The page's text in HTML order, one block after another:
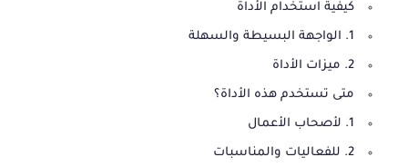
كيفية استخدام الأداة
1. الواجهة البسيطة والسهلة
2. ميزات الأداة
متى تستخدم هذه الأداة؟
1. لأصحاب الأعمال
2. للفعاليات والمناسبات